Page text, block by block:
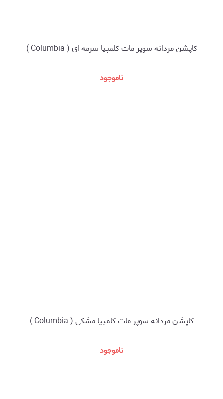
کاپشن مردانه سوپر مات کلمبیا سرمه ای ( Columbia )
ناموجود
کاپشن مردانه سوپر مات کلمبیا مشکی ( Columbia )
ناموجود